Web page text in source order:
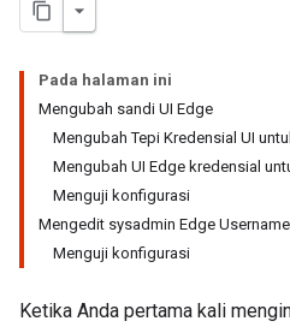
Pada halaman ini
Mengubah sandi UI Edge
Mengubah Tepi Kredensial UI
Mengubah UI Edge kredensial
Menguji konfigurasi
Mengedit sysadmin Edge
Menguji konfigurasi
Ketika Anda pertama kali